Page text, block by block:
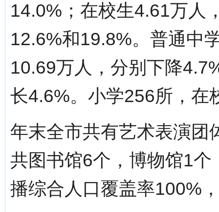
14.0%；在校生4.61万人
12.6%和19.8%。普通中
10.69万人，分别下降
长4.6%。小学256所，在
年末全市共有艺术表演团
共图书馆6个，博物馆1
播综合人口覆盖率100%